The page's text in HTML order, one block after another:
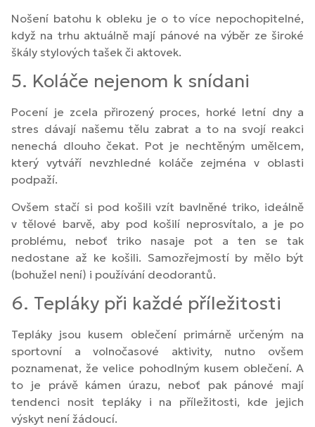
Nošení batohu k obleku je o to více nepochopitelné,
když na trhu aktuálně mají pánové na výběr ze široké
škály stylových tašek či aktovek.
5. Koláče nejenom k snídani
Pocení je zcela přirozený proces, horké letní dny a
stres dávají našemu tělu zabrat a to na svojí reakci
nenechá dlouho čekat. Pot je nechtěným umělcem,
který vytváří nevzhledné koláče zejména v oblasti
podpaží.
Ovšem stačí si pod košili vzít bavlněné triko, ideálně
v tělové barvě, aby pod košilí neprosvítalo, a je po
problému, neboť triko nasaje pot a ten se tak
nedostane až ke košili. Samozřejmostí by mělo být
(bohužel není) i používání deodorantů.
6. Tepláky při každé příležitosti
Tepláky jsou kusem oblečení primárně určeným na
sportovní a volnočasové aktivity, nutno ovšem
poznamenat, že velice pohodlným kusem oblečení. A
to je právě kámen úrazu, neboť pak pánové mají
tendenci nosit tepláky i na příležitosti, kde jejich
výskyt není žádoucí.